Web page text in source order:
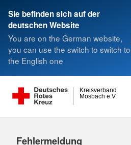
Sie befinden sich auf der
deutschen Website
You are on the German website,
you can use the switch to switch to
the English one
Mosbach e.V.
Kreisverband
Fehlermeldung